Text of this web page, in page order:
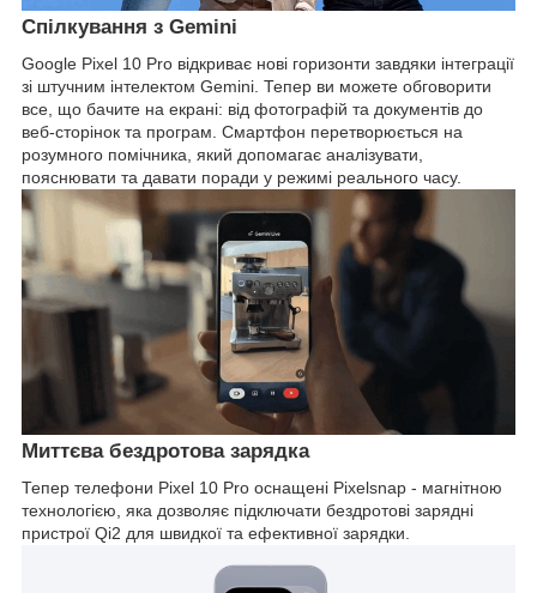
Спілкування з Gemini
Google Pixel 10 Pro відкриває нові горизонти завдяки інтеграції
зі штучним інтелектом Gemini. Тепер ви можете обговорити
все, що бачите на екрані: від фотографій та документів до
веб-сторінок та програм. Смартфон перетворюється на
розумного помічника, який допомагає аналізувати,
пояснювати та давати поради у режимі реального часу.
Миттєва бездротова зарядка
Тепер телефони Pixel 10 Pro оснащені Pixelsnap - магнітною
технологією, яка дозволяє підключати бездротові зарядні
пристрої Qi2 для швидкої та ефективної зарядки.